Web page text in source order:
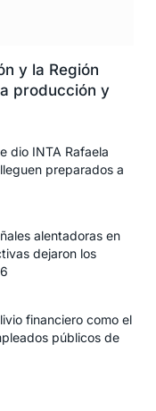
y la Región
producción y
dio INTA Rafaela
preparados a
alentadoras en
dejaron los
financiero como el
públicos de